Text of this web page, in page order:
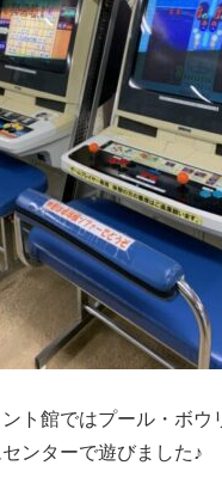
ト館ではプール・ボウ
ンターで遊びました♪